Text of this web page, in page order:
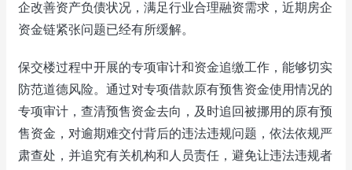
企改善资产负债状况，满足行业合理融资需求，近期房企
资金链紧张问题已经有所缓解。
保交楼过程中开展的专项审计和资金追缴工作，能够切实
防范道德风险。通过对专项借款原有预售资金使用情况的
专项审计，查清预售资金去向，及时追回被挪用的原有预
售资金，对逾期难交付背后的违法违规问题，依法依规严
肃查处，并追究有关机构和人员责任，避免让违法违规者